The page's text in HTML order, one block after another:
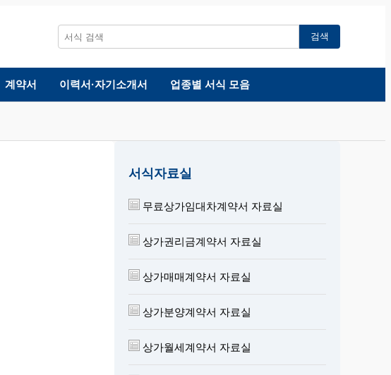
검색
계약서 이력서·자기소개서 업종별 서식 모음
서식자료실
무료상가임대차계약서 자료실
상가권리금계약서 자료실
상가매매계약서 자료실
상가분양계약서 자료실
상가월세계약서 자료실